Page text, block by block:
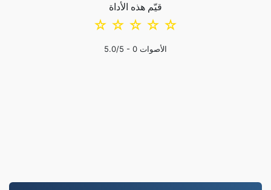
قيّم هذه الأداة
☆
☆
☆
☆
☆
5.0/5 - 0 الأصوات